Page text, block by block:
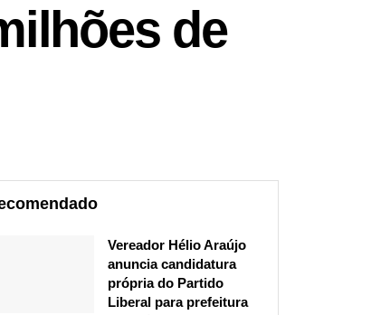
de
Vereador Hélio Araújo
anuncia candidatura
própria do Partido
Liberal para prefeitura